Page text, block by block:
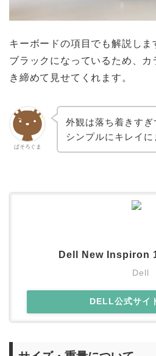
キーボードの項目でも解説しま
ブラックになっているため、カ
き締めて見せてくれます。
ぱそろぐま
外観は落ち着きすぎ
シンプルにキレイに
Dell New Inspiron
Dell
DELL公式サイ